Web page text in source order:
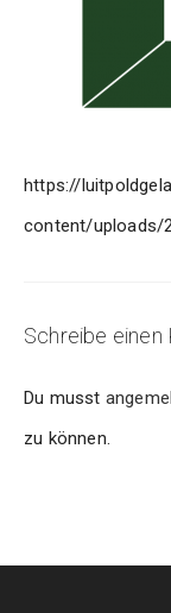
https://
content/uploads/
Schreibe
Du musst
zu können.